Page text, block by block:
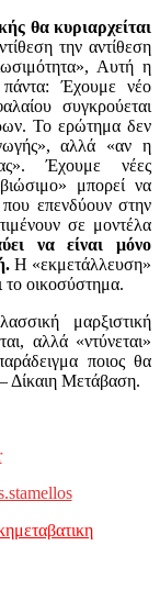
θα κυριαρχείται
την αντίθεση
Αυτή η
πάντα: Έχουμε νέο
συγκρούεται
Το ερώτημα δεν
αλλά «αν η
Έχουμε νέες
μπορεί να
που επενδύουν στην
σε μοντέλα
να είναι μόνο
Η «εκμετάλλευση»
οικοσύστημα.
μαρξιστική
αλλά «ντύνεται»
ποιος θα
Δίκαιη Μετάβαση.
μεταβατικη